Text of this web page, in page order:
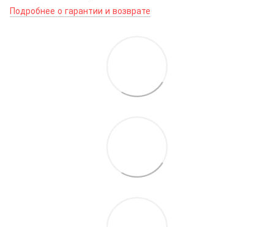
Подробнее о гарантии и возврате